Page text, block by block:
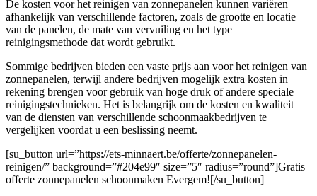
De kosten voor het reinigen van zonnepanelen kunnen variëren
afhankelijk van verschillende factoren, zoals de grootte en locatie
van de panelen, de mate van vervuiling en het type
reinigingsmethode dat wordt gebruikt.
Sommige bedrijven bieden een vaste prijs aan voor het reinigen van
zonnepanelen, terwijl andere bedrijven mogelijk extra kosten in
rekening brengen voor gebruik van hoge druk of andere speciale
reinigingstechnieken. Het is belangrijk om de kosten en kwaliteit
van de diensten van verschillende schoonmaakbedrijven te
vergelijken voordat u een beslissing neemt.
[su_button url=”https://ets-minnaert.be/offerte/zonnepanelen-
reinigen/” background=”#204e99″ size=”5″ radius=”round”]Gratis
offerte zonnepanelen schoonmaken Evergem![/su_button]